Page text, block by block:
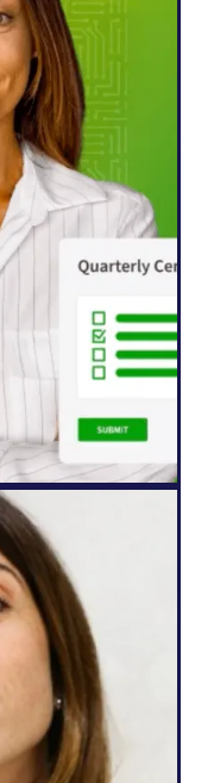
WordPress
oss å raskt
språk. Vi har
forbedringer i
internasjonale
enn noen
med innholdet
vårt.»
John Springli
Website Manager
Nettbyrå
med
love kundene
på,
sitt,